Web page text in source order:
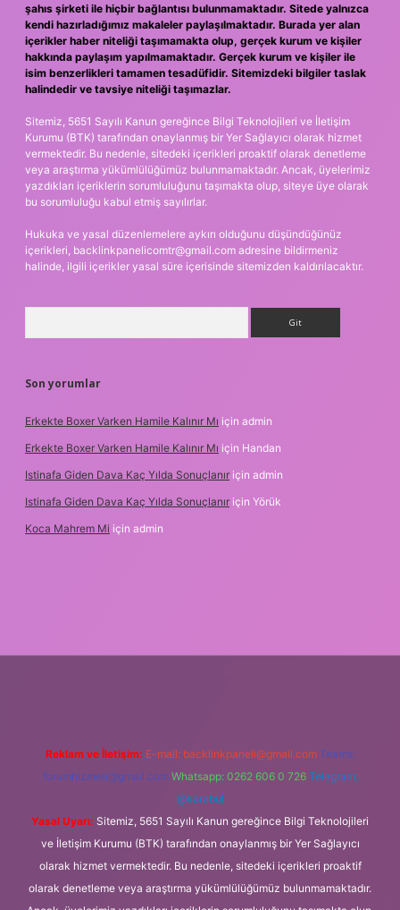
şahıs şirketi ile hiçbir bağlantısı bulunmamaktadır. Sitede yalnızca
kendi hazırladığımız makaleler paylaşılmaktadır. Burada yer alan
içerikler haber niteliği taşımamakta olup, gerçek kurum ve kişiler
hakkında paylaşım yapılmamaktadır. Gerçek kurum ve kişiler ile
isim benzerlikleri tamamen tesadüfidir. Sitemizdeki bilgiler taslak
halindedir ve tavsiye niteliği taşımazlar.
Sitemiz, 5651 Sayılı Kanun gereğince Bilgi Teknolojileri ve İletişim
Kurumu (BTK) tarafından onaylanmış bir Yer Sağlayıcı olarak hizmet
vermektedir. Bu nedenle, sitedeki içerikleri proaktif olarak denetleme
veya araştırma yükümlülüğümüz bulunmamaktadır. Ancak, üyelerimiz
yazdıkları içeriklerin sorumluluğunu taşımakta olup, siteye üye olarak
bu sorumluluğu kabul etmiş sayılırlar.
Hukuka ve yasal düzenlemelere aykırı olduğunu düşündüğünüz
içerikleri, backlinkpanelicomtr@gmail.com adresine bildirmeniz
halinde, ilgili içerikler yasal süre içerisinde sitemizden kaldırılacaktır.
Son yorumlar
Erkekte Boxer Varken Hamile Kalınır Mı için admin
Erkekte Boxer Varken Hamile Kalınır Mı için Handan
Istinafa Giden Dava Kaç Yılda Sonuçlanır için admin
Istinafa Giden Dava Kaç Yılda Sonuçlanır için Yörük
Koca Mahrem Mi için admin
Reklam ve İletişim: E-mail: backlinkpaneli@gmail.com Teams:
forumhizmeti@gmail.com Whatsapp: 0262 606 0 726 Telegram:
@karabul
Yasal Uyarı: Sitemiz, 5651 Sayılı Kanun gereğince Bilgi Teknolojileri
ve İletişim Kurumu (BTK) tarafından onaylanmış bir Yer Sağlayıcı
olarak hizmet vermektedir. Bu nedenle, sitedeki içerikleri proaktif
olarak denetleme veya araştırma yükümlülüğümüz bulunmamaktadır.